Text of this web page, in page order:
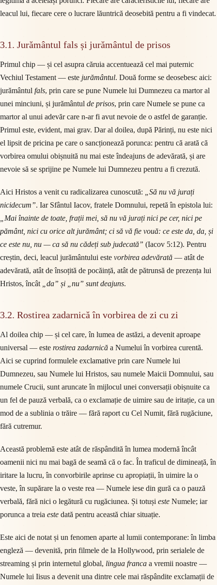
leacul lui, fiecare cere o lucrare lăuntrică deosebită pentru a fi vindecat.
3.1. Jurământul fals și jurământul de prisos
Primul chip — și cel asupra căruia accentuează cel mai puternic
Vechiul Testament — este jurământul. Două forme se deosebesc aici:
jurământul fals, prin care se pune Numele lui Dumnezeu ca martor al
unei minciuni, și jurământul de prisos, prin care Numele se pune ca
martor al unui adevăr care n-ar fi avut nevoie de o astfel de garanție.
Primul este, evident, mai grav. Dar al doilea, după Părinți, nu este nici
el lipsit de pricina pe care o sancționează porunca: pentru că arată că
vorbirea omului obișnuită nu mai este îndeajuns de adevărată, și are
nevoie să se sprijine pe Numele lui Dumnezeu pentru a fi crezută.
Aici Hristos a venit cu radicalizarea cunoscută:
„Să nu vă jurați
nicidecum”. Iar Sfântul Iacov, fratele Domnului, repetă în epistola lui:
„Mai înainte de toate, frații mei, să nu vă jurați nici pe cer, nici pe
pământ, nici cu orice alt jurământ; ci să vă fie vouă: ce este da, da, și
ce este nu, nu — ca să nu cădeți sub judecată” (Iacov 5:12). Pentru
creștin, deci, leacul jurământului este vorbirea adevărată — atât de
adevărată, atât de însoțită de pocăință, atât de pătrunsă de prezența lui
Hristos, încât
„da” și „nu” sunt deajuns.
3.2. Rostirea zadarnică în vorbirea de zi cu zi
Al doilea chip — și cel care, în lumea de astăzi, a devenit aproape
universal — este rostirea zadarnică a Numelui în vorbirea curentă.
Aici se cuprind formulele exclamative prin care Numele lui
Dumnezeu, sau Numele lui Hristos, sau numele Maicii Domnului, sau
numele Crucii, sunt aruncate în mijlocul unei conversații obișnuite ca
un fel de pauză verbală, ca o exclamație de uimire sau de iritație, ca un
mod de a sublinia o trăire — fără raport cu Cel Numit, fără rugăciune,
fără cutremur.
Această problemă este atât de răspândită în lumea modernă încât
oamenii nici nu mai bagă de seamă că o fac. În traficul de dimineață, în
iritare la lucru, în convorbirile aprinse cu apropiații, în uimire la o
veste, în supărare la o veste rea — Numele iese din gură ca o pauză
verbală, fără nici o legătură cu rugăciunea. Și totuși este Numele; iar
porunca a treia este dată pentru această chiar situație.
Este aici de notat și un fenomen aparte al lumii contemporane: în limba
engleză — devenită, prin filmele de la Hollywood, prin serialele de
streaming și prin internetul global, lingua franca a vremii noastre —
Numele lui Iisus a devenit una dintre cele mai răspândite exclamații de